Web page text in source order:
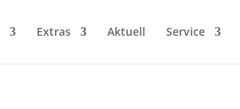
Extras Aktuell Service